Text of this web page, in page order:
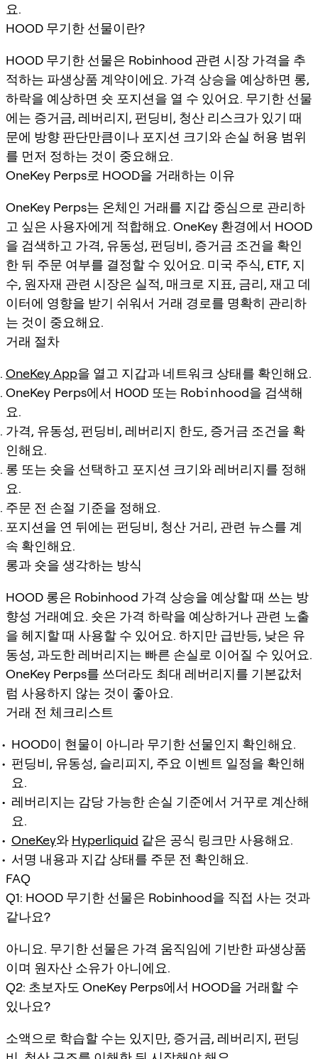
요.
HOOD 무기한 선물이란?
HOOD 무기한 선물은 Robinhood 관련 시장 가격을 추
적하는 파생상품 계약이에요. 가격 상승을 예상하면 롱,
하락을 예상하면 숏 포지션을 열 수 있어요. 무기한 선물
에는 증거금, 레버리지, 펀딩비, 청산 리스크가 있기 때
문에 방향 판단만큼이나 포지션 크기와 손실 허용 범위
를 먼저 정하는 것이 중요해요.
OneKey Perps로 HOOD을 거래하는 이유
OneKey Perps는 온체인 거래를 지갑 중심으로 관리하
고 싶은 사용자에게 적합해요. OneKey 환경에서 HOOD
을 검색하고 가격, 유동성, 펀딩비, 증거금 조건을 확인
한 뒤 주문 여부를 결정할 수 있어요. 미국 주식, ETF, 지
수, 원자재 관련 시장은 실적, 매크로 지표, 금리, 재고 데
이터에 영향을 받기 쉬워서 거래 경로를 명확히 관리하
는 것이 중요해요.
거래 절차
OneKey App을 열고 지갑과 네트워크 상태를 확인해요.
OneKey Perps에서 HOOD 또는 Robinhood을 검색해
요.
가격, 유동성, 펀딩비, 레버리지 한도, 증거금 조건을 확
인해요.
롱 또는 숏을 선택하고 포지션 크기와 레버리지를 정해
요.
주문 전 손절 기준을 정해요.
포지션을 연 뒤에는 펀딩비, 청산 거리, 관련 뉴스를 계
속 확인해요.
롱과 숏을 생각하는 방식
HOOD 롱은 Robinhood 가격 상승을 예상할 때 쓰는 방
향성 거래예요. 숏은 가격 하락을 예상하거나 관련 노출
을 헤지할 때 사용할 수 있어요. 하지만 급반등, 낮은 유
동성, 과도한 레버리지는 빠른 손실로 이어질 수 있어요.
OneKey Perps를 쓰더라도 최대 레버리지를 기본값처
럼 사용하지 않는 것이 좋아요.
거래 전 체크리스트
HOOD이 현물이 아니라 무기한 선물인지 확인해요.
펀딩비, 유동성, 슬리피지, 주요 이벤트 일정을 확인해
요.
레버리지는 감당 가능한 손실 기준에서 거꾸로 계산해
요.
OneKey와 Hyperliquid 같은 공식 링크만 사용해요.
서명 내용과 지갑 상태를 주문 전 확인해요.
FAQ
Q1: HOOD 무기한 선물은 Robinhood을 직접 사는 것과
같나요?
아니요. 무기한 선물은 가격 움직임에 기반한 파생상품
이며 원자산 소유가 아니에요.
Q2: 초보자도 OneKey Perps에서 HOOD을 거래할 수
있나요?
소액으로 학습할 수는 있지만, 증거금, 레버리지, 펀딩